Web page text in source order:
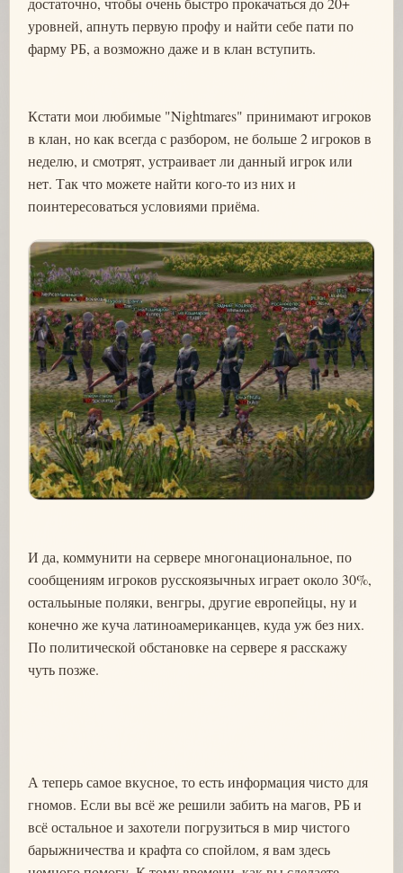
уровней, апнуть первую профу и найти себе пати по
фарму РБ, а возможно даже и в клан вступить.
Кстати мои любимые "Nightmares" принимают игроков
в клан, но как всегда с разбором, не больше 2 игроков в
неделю, и смотрят, устраивает ли данный игрок или
нет. Так что можете найти кого-то из них и
поинтересоваться условиями приёма.
И да, коммунити на сервере многонациональное, по
сообщениям игроков русскоязычных играет около 30%,
остальыные поляки, венгры, другие европейцы, ну и
конечно же куча латиноамериканцев, куда уж без них.
По политической обстановке на сервере я расскажу
чуть позже.
А теперь самое вкусное, то есть информация чисто для
гномов. Если вы всё же решили забить на магов, РБ и
всё остальное и захотели погрузиться в мир чистого
барыжничества и крафта со спойлом, я вам здесь